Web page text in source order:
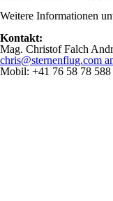
Weitere Informationen
Kontakt:
Mag. Christof Falch
chris@sternenflug.com
Mobil: +41 76 58 78